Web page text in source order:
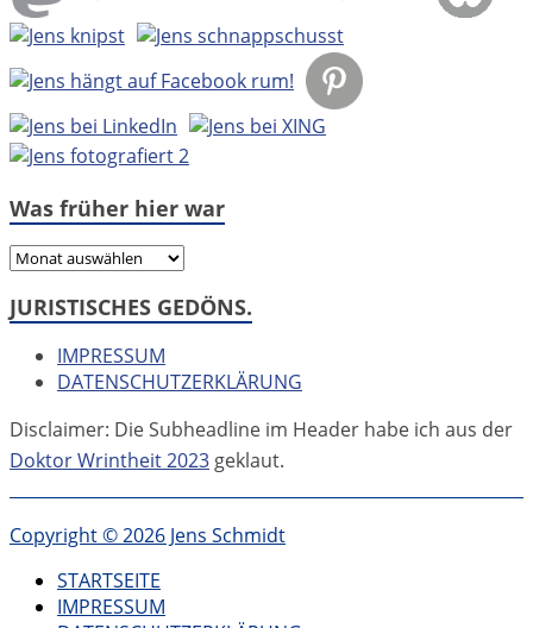
Was früher hier war
Was
hier
JURISTISCHES GEDÖNS.
IMPRESSUM
DATENSCHUTZERKLÄRUNG
Disclaimer: Die Subheadline im Header habe ich aus der
Doktor Wrintheit 2023 geklaut.
Copyright © 2026 Jens Schmidt
STARTSEITE
IMPRESSUM